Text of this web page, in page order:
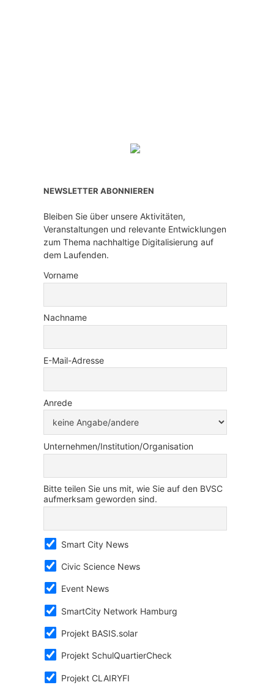
NEWSLETTER ABONNIEREN
Bleiben Sie über unsere Aktivitäten,
Veranstaltungen und relevante Entwicklungen
zum Thema nachhaltige Digitalisierung auf
dem Laufenden.
Vorname
Nachname
E-Mail-Adresse
Anrede
Unternehmen/Institution/Organisation
Bitte teilen Sie uns mit, wie Sie auf den BVSC
aufmerksam geworden sind.
Smart City News
Civic Science News
Event News
SmartCity Network Hamburg
Projekt BASIS.solar
Projekt SchulQuartierCheck
Projekt CLAIRYFI